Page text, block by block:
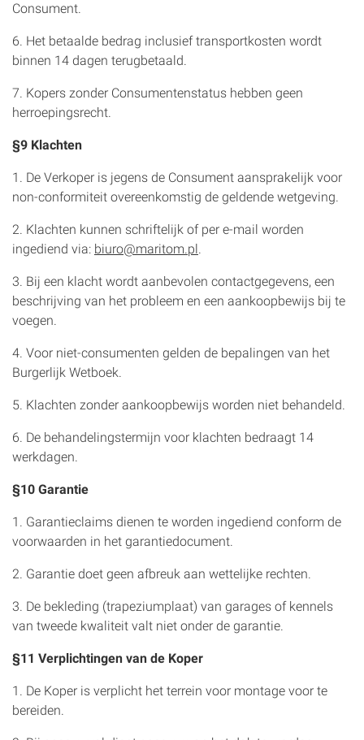
Consument.
6. Het betaalde bedrag inclusief transportkosten wordt
binnen 14 dagen terugbetaald.
7. Kopers zonder Consumentenstatus hebben geen
herroepingsrecht.
§9 Klachten
1. De Verkoper is jegens de Consument aansprakelijk voor
non-conformiteit overeenkomstig de geldende wetgeving.
2. Klachten kunnen schriftelijk of per e-mail worden
ingediend via: biuro@maritom.pl.
3. Bij een klacht wordt aanbevolen contactgegevens, een
beschrijving van het probleem en een aankoopbewijs bij te
voegen.
4. Voor niet-consumenten gelden de bepalingen van het
Burgerlijk Wetboek.
5. Klachten zonder aankoopbewijs worden niet behandeld.
6. De behandelingstermijn voor klachten bedraagt 14
werkdagen.
§10 Garantie
1. Garantieclaims dienen te worden ingediend conform de
voorwaarden in het garantiedocument.
2. Garantie doet geen afbreuk aan wettelijke rechten.
3. De bekleding (trapeziumplaat) van garages of kennels
van tweede kwaliteit valt niet onder de garantie.
§11 Verplichtingen van de Koper
1. De Koper is verplicht het terrein voor montage voor te
bereiden.